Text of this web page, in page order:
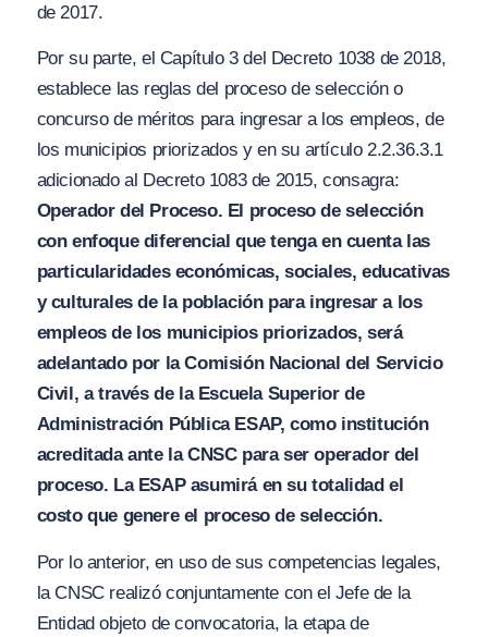
de 2017.
Por su parte, el Capítulo 3 del Decreto 1038 de 2018,
establece las reglas del proceso de selección o
concurso de méritos para ingresar a los empleos, de
los municipios priorizados y en su artículo 2.2.36.3.1
adicionado al Decreto 1083 de 2015, consagra:
Operador del Proceso. El proceso de selección
con enfoque diferencial que tenga en cuenta las
particularidades económicas, sociales, educativas
y culturales de la población para ingresar a los
empleos de los municipios priorizados, será
adelantado por la Comisión Nacional del Servicio
Civil, a través de la Escuela Superior de
Administración Pública ESAP, como institución
acreditada ante la CNSC para ser operador del
proceso. La ESAP asumirá en su totalidad el
costo que genere el proceso de selección.
Por lo anterior, en uso de sus competencias legales,
la CNSC realizó conjuntamente con el Jefe de la
Entidad objeto de convocatoria, la etapa de